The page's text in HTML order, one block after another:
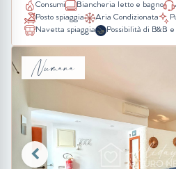
Consumi Biancheria letto e bagno
Posto spiaggia
Aria Condizionata
Navetta spiaggia
Possibilità di B&B
Numana